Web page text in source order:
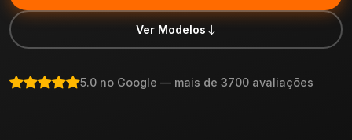
Ver Modelos
5.0 no Google — mais de 3700 avaliações